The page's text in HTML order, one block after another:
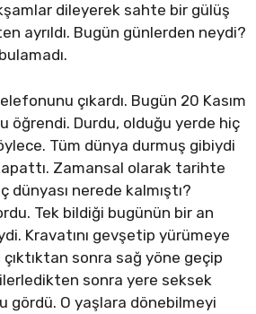
dileyerek sahte bir gülüş
ayrıldı. Bugün günlerden neydi?
çıkardı. Bugün 20 Kasım
öğrendi. Durdu, olduğu yerde hiç
Tüm dünya durmuş gibiydi
Zamansal olarak tarihte
dünyası nerede kalmıştı?
Tek bildiği bugünün bir an
Kravatını gevşetip yürümeye
sonra sağ yöne geçip
sonra yere seksek
gördü. O yaşlara dönebilmeyi